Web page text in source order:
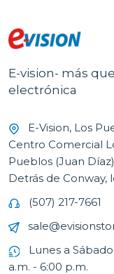
E-vision- más que
electrónica
E-Vision, Los
Centro Comercial
Pueblos (Juan Díaz)
Detrás de Conway,
(507) 217-7661
Lunes a
a.m. - 6:00 p.m.